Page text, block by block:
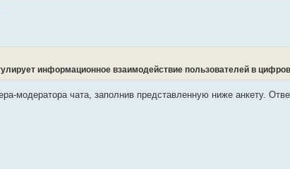
информационное взаимодействие пользователей в
модератора чата, заполнив представленную ниже анкету.